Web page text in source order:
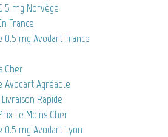
mg Norvège
France
0.5 mg Avodart France
Cher
Avodart Agréable
Rapide
Le Moins Cher
0.5 mg Avodart Lyon